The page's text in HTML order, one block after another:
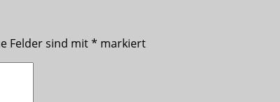
Felder sind mit* markiert